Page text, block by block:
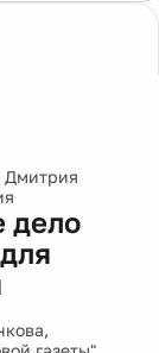
Дмитрия
дело